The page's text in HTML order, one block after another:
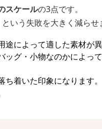
スケールの3点です。
いう失敗を大きく減らせ
によって適した素材が異
グ・小物なのかによっ
着いた印象になります。